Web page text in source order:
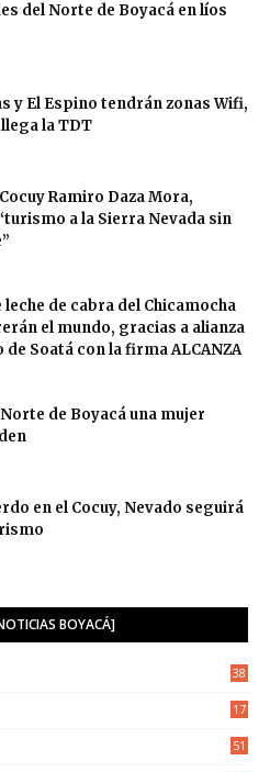
del Norte de Boyacá en líos
y El Espino tendrán zonas Wifi,
la TDT
Ramiro Daza Mora,
a la Sierra Nevada sin
de cabra del Chicamocha
el mundo, gracias a alianza
Soatá con la firma ALCANZA
de Boyacá una mujer
en el Cocuy, Nevado seguirá
BOYACÁ]
38
17
51